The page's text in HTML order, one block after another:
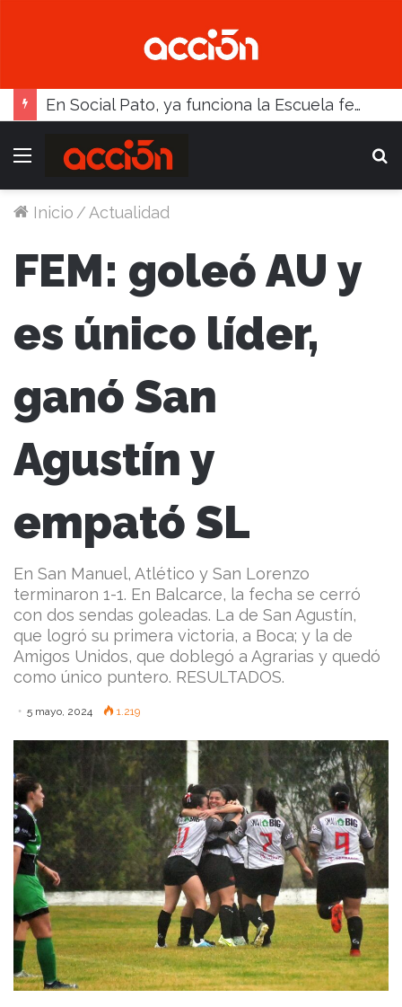
Menú
Inicio /Actualidad
FEM: goleó AU y
es único líder,
ganó San
Agustín y
empató SL
En San Manuel, Atlético y San Lorenzo
terminaron 1-1. En Balcarce, la fecha se cerró
con dos sendas goleadas. La de San Agustín,
que logró su primera victoria, a Boca; y la de
Amigos Unidos, que doblegó a Agrarias y quedó
como único puntero. RESULTADOS.
5 mayo, 2024 1.219